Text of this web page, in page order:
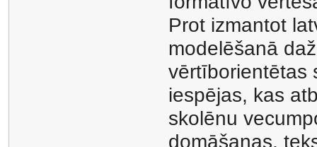
Prot izmantot
modelēšanā
vērtīborientētas
iespējas, kas
skolēnu
domāšanas,